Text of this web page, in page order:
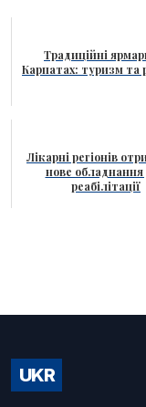
Традиційні
Карпатах: туризм та
Лікарні регіонів
нове обладнання
реабілітації
UKR